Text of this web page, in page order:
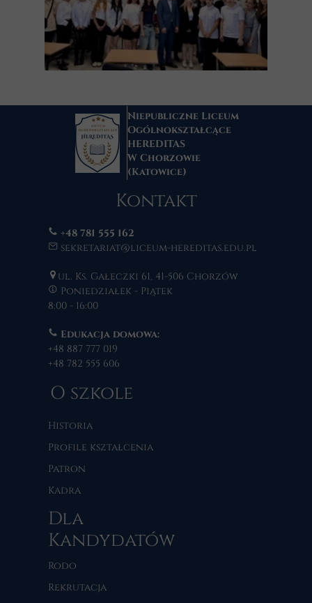
Niepubliczne Liceum
Ogólnokształcące
HEREDITAS
W Chorzowie
(Katowice)
Kontakt
+48 781 555 162
sekretariat@liceum-hereditas.edu.pl
ul. Ks. Gałeczki 61, 41-506 Chorzów
Poniedziałek - Piątek
8:00 - 16:00
Edukacja domowa:
+48 887 777 019
+48 782 555 606
Dla
Kandydatów
Rodo
Rekrutacja
O szkole
Historia
Profile kształcenia
Patron
Kadra